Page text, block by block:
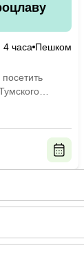
4 часа Пешком